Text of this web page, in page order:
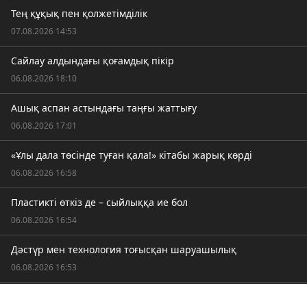
Тең құқық пен қолжетімділік
07.08.2026 14:53
Сайлау алдындағы қоғамдық пікір
06.08.2026 18:10
Ашық аспан астындағы таңғы жаттығу
06.08.2026 17:01
«Ұлы дала төсінде туған қала!» кітабы жарық көрді
06.08.2026 16:58
Пластикті өткіз де – сыйлыққа ие бол
06.08.2026 16:54
Дәстүр мен технология тоғысқан шаруашылық
06.08.2026 16:53